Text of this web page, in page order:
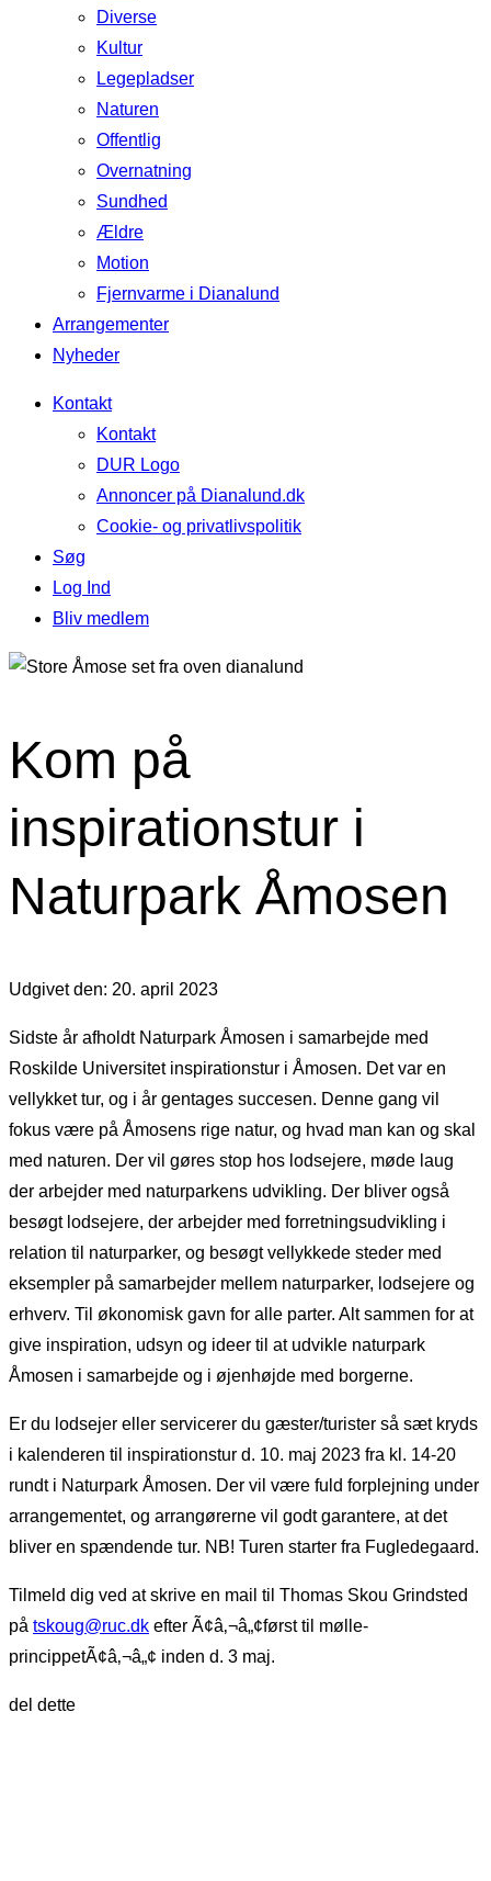
Diverse
Kultur
Legepladser
Naturen
Offentlig
Overnatning
Sundhed
Ældre
Motion
Fjernvarme i Dianalund
Arrangementer
Nyheder
Kontakt
Kontakt
DUR Logo
Annoncer på Dianalund.dk
Cookie- og privatlivspolitik
Søg
Log Ind
Bliv medlem
Kom på
inspirationstur i
Naturpark Åmosen
Udgivet den: 20. april 2023
Sidste år afholdt Naturpark Åmosen i samarbejde med
Roskilde Universitet inspirationstur i Åmosen. Det var en
vellykket tur, og i år gentages succesen. Denne gang vil
fokus være på Åmosens rige natur, og hvad man kan og skal
med naturen. Der vil gøres stop hos lodsejere, møde laug
der arbejder med naturparkens udvikling. Der bliver også
besøgt lodsejere, der arbejder med forretningsudvikling i
relation til naturparker, og besøgt vellykkede steder med
eksempler på samarbejder mellem naturparker, lodsejere og
erhverv. Til økonomisk gavn for alle parter. Alt sammen for at
give inspiration, udsyn og ideer til at udvikle naturpark
Åmosen i samarbejde og i øjenhøjde med borgerne.
Er du lodsejer eller servicerer du gæster/turister så sæt kryds
i kalenderen til inspirationstur d. 10. maj 2023 fra kl. 14-20
rundt i Naturpark Åmosen. Der vil være fuld forplejning under
arrangementet, og arrangørerne vil godt garantere, at det
bliver en spændende tur. NB! Turen starter fra Fugledegaard.
Tilmeld dig ved at skrive en mail til Thomas Skou Grindsted
på tskoug@ruc.dk efter Ã¢â‚¬â„¢først til mølle-
princippetÃ¢â‚¬â„¢ inden d. 3 maj.
del dette